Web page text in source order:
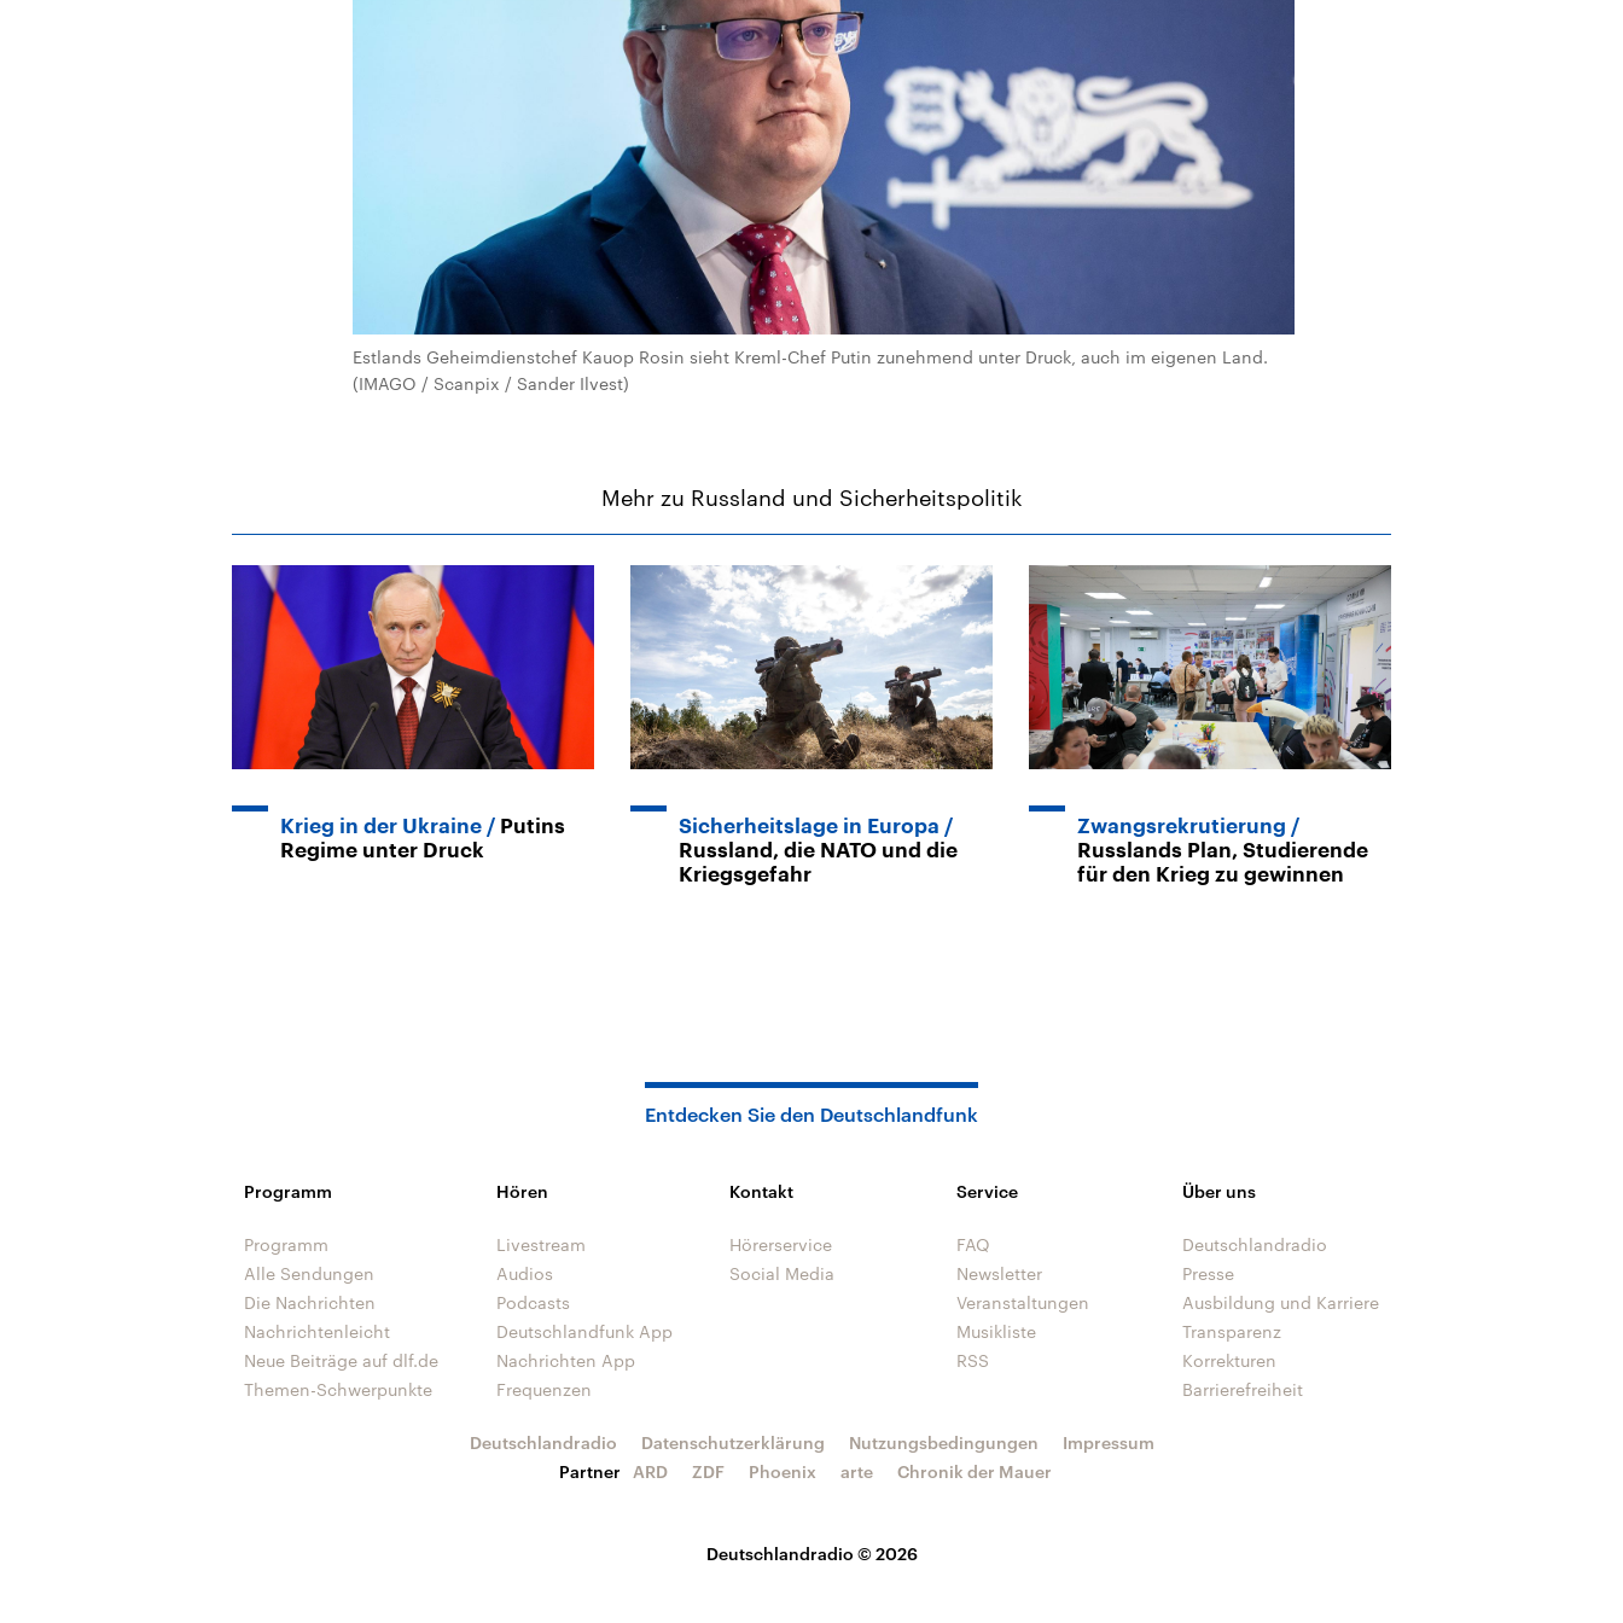
Estlands Geheimdienstchef Kauop Rosin sieht Kreml-Chef Putin zunehmend unter Druck, auch im eigenen Land.
(IMAGO / Scanpix / Sander Ilvest)
Mehr zu Russland und Sicherheitspolitik
Krieg in der Ukraine
Putins
Regime unter Druck
Sicherheitslage in Europa
Russland, die NATO und die
Kriegsgefahr
Zwangsrekrutierung
Russlands Plan, Studierende
für den Krieg zu gewinnen
Entdecken Sie den Deutschlandfunk
Programm
Programm
Alle Sendungen
Die Nachrichten
Nachrichtenleicht
Neue Beiträge auf dlf.de
Themen-Schwerpunkte
Hören
Livestream
Audios
Podcasts
Deutschlandfunk App
Nachrichten App
Frequenzen
Kontakt
Hörerservice
Social Media
Service
FAQ
Newsletter
Veranstaltungen
Musikliste
RSS
Über uns
Deutschlandradio
Presse
Ausbildung und Karriere
Transparenz
Korrekturen
Barrierefreiheit
Deutschlandradio © 2026
Deutschlandradio Datenschutzerklärung Nutzungsbedingungen
Impressum
Partner
ARD ZDF Phoenix arte Chronik der Mauer